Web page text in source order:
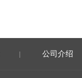
| 公司介绍